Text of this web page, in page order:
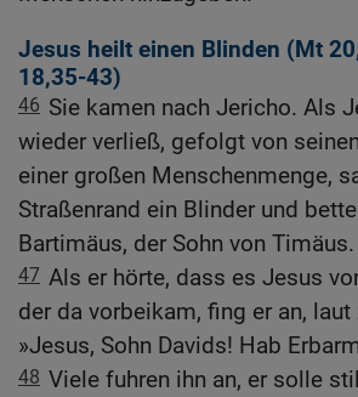
Jesus heilt einen Blinden (Mt
18,35-43)
46 Sie kamen nach Jericho. Als
wieder verließ, gefolgt von
einer großen Menschenmenge,
Straßenrand ein Blinder und
Bartimäus, der Sohn von Timäus.
47 Als er hörte, dass es Jesus
der da vorbeikam, fing er an, laut
»Jesus, Sohn Davids! Hab
48 Viele fuhren ihn an, er solle